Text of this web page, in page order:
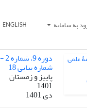
به سامانه ENGLISH
دوره 9، شماره 2 -
شماره پیاپی 18
پاییز و زمستان
1401
دی 1401